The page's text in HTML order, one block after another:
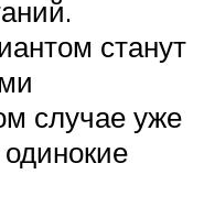
станут
случае уже